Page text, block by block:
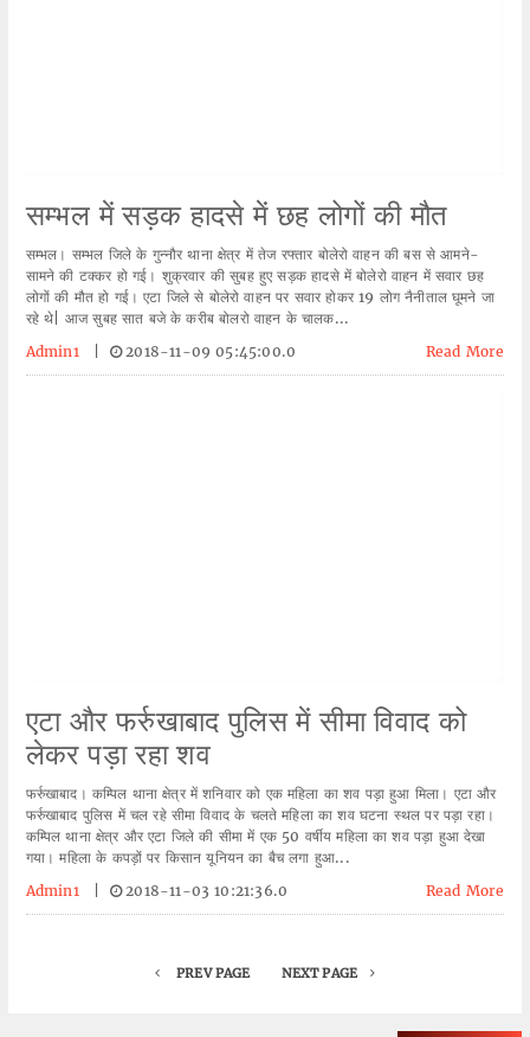
सम्भल में सड़क हादसे में छह लोगों की मौत
सम्भल। सम्भल जिले के गुन्नौर थाना क्षेत्र में तेज रफ्तार बोलेरो वाहन की बस से आमने-
सामने की टक्कर हो गई। शुक्रवार की सुबह हुए सड़क हादसे में बोलेरो वाहन में सवार छह
लोगों की मौत हो गई। एटा जिले से बोलेरो वाहन पर सवार होकर 19 लोग नैनीताल घूमने जा
रहे थे| आज सुबह सात बजे के करीब बोलरो वाहन के चालक...
Admin1
2018-11-09 05:45:00.0 Read More
एटा और फर्रुखाबाद पुलिस में सीमा विवाद को
लेकर पड़ा रहा शव
फर्रुखाबाद। कम्पिल थाना क्षेत्र में शनिवार को एक महिला का शव पड़ा हुआ मिला। एटा और
फर्रुखाबाद पुलिस में चल रहे सीमा विवाद के चलते महिला का शव घटना स्थल पर पड़ा रहा।
कम्पिल थाना क्षेत्र और एटा जिले की सीमा में एक 50 वर्षीय महिला का शव पड़ा हुआ देखा
गया। महिला के कपड़ों पर किसान यूनियन का बैच लगा हुआ...
Admin1
2018-11-03 10:21:36.0 Read More
PREV PAGE NEXT PAGE